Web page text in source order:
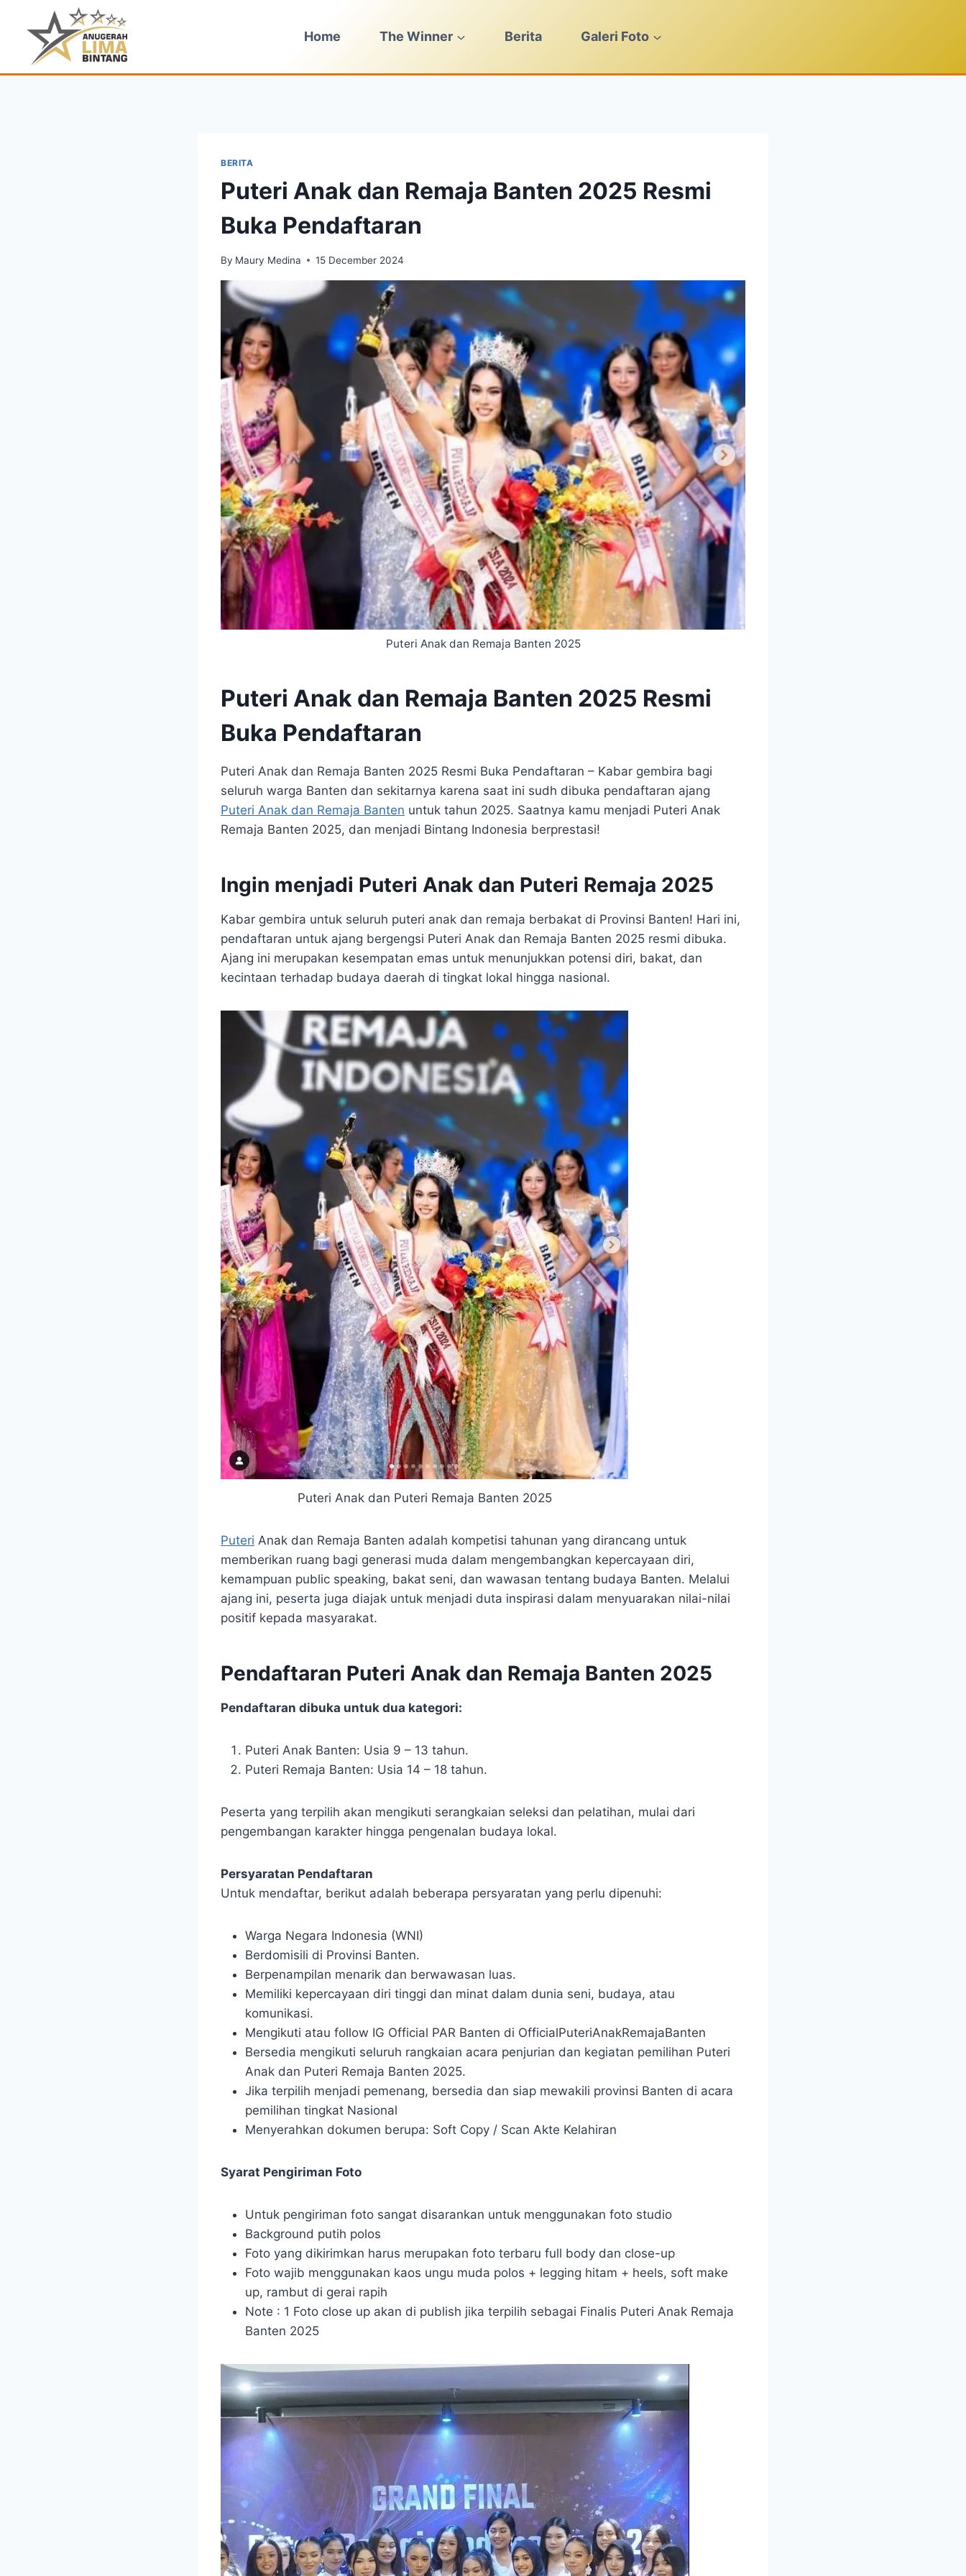
content
Home The Winner Berita Galeri Foto
BERITA
Puteri Anak dan Remaja Banten 2025 Resmi
Buka Pendaftaran
By Maury Medina 15 December 2024
Puteri Anak dan Remaja Banten 2025
Puteri Anak dan Remaja Banten 2025 Resmi
Buka Pendaftaran
Puteri Anak dan Remaja Banten 2025 Resmi Buka Pendaftaran – Kabar gembira bagi
seluruh warga Banten dan sekitarnya karena saat ini sudh dibuka pendaftaran ajang
Puteri Anak dan Remaja Banten untuk tahun 2025. Saatnya kamu menjadi Puteri Anak
Remaja Banten 2025, dan menjadi Bintang Indonesia berprestasi!
Ingin menjadi Puteri Anak dan Puteri Remaja 2025
Kabar gembira untuk seluruh puteri anak dan remaja berbakat di Provinsi Banten! Hari ini,
pendaftaran untuk ajang bergengsi Puteri Anak dan Remaja Banten 2025 resmi dibuka.
Ajang ini merupakan kesempatan emas untuk menunjukkan potensi diri, bakat, dan
kecintaan terhadap budaya daerah di tingkat lokal hingga nasional.
Puteri Anak dan Puteri Remaja Banten 2025
Puteri Anak dan Remaja Banten adalah kompetisi tahunan yang dirancang untuk
memberikan ruang bagi generasi muda dalam mengembangkan kepercayaan diri,
kemampuan public speaking, bakat seni, dan wawasan tentang budaya Banten. Melalui
ajang ini, peserta juga diajak untuk menjadi duta inspirasi dalam menyuarakan nilai-nilai
positif kepada masyarakat.
Pendaftaran Puteri Anak dan Remaja Banten 2025
Pendaftaran dibuka untuk dua kategori:
Puteri Anak Banten: Usia 9 – 13 tahun.
Puteri Remaja Banten: Usia 14 – 18 tahun.
Peserta yang terpilih akan mengikuti serangkaian seleksi dan pelatihan, mulai dari
pengembangan karakter hingga pengenalan budaya lokal.
Persyaratan Pendaftaran
Untuk mendaftar, berikut adalah beberapa persyaratan yang perlu dipenuhi:
Warga Negara Indonesia (WNI)
Berdomisili di Provinsi Banten.
Berpenampilan menarik dan berwawasan luas.
Memiliki kepercayaan diri tinggi dan minat dalam dunia seni, budaya, atau
komunikasi.
Mengikuti atau follow IG Official PAR Banten di OfficialPuteriAnakRemajaBanten
Bersedia mengikuti seluruh rangkaian acara penjurian dan kegiatan pemilihan Puteri
Anak dan Puteri Remaja Banten 2025.
Jika terpilih menjadi pemenang, bersedia dan siap mewakili provinsi Banten di acara
pemilihan tingkat Nasional
Menyerahkan dokumen berupa: Soft Copy / Scan Akte Kelahiran
Syarat Pengiriman Foto
Untuk pengiriman foto sangat disarankan untuk menggunakan foto studio
Background putih polos
Foto yang dikirimkan harus merupakan foto terbaru full body dan close-up
Foto wajib menggunakan kaos ungu muda polos + legging hitam + heels, soft make
up, rambut di gerai rapih
Note : 1 Foto close up akan di publish jika terpilih sebagai Finalis Puteri Anak Remaja
Banten 2025